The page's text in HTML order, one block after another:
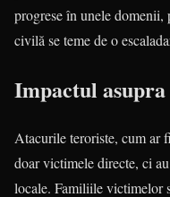
progrese în unele domenii,
civilă se teme de o
Impactul
Atacurile teroriste, cum ar
doar victimele directe, ci
locale. Familiile victimelor